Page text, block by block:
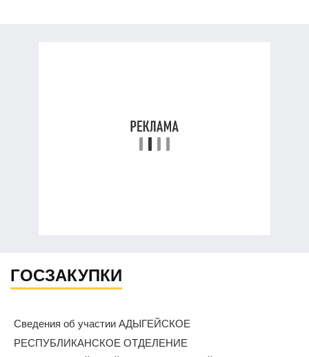
ГОСЗАКУПКИ
Сведения об участии АДЫГЕЙСКОЕ
РЕСПУБЛИКАНСКОЕ ОТДЕЛЕНИЕ